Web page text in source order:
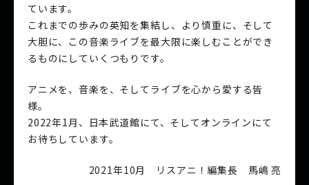
ています。
これまでの歩みの英知を集結し、より慎重に、そして
大胆に、この音楽ライブを最大限に楽しむことができ
るものにしていくつもりです。
アニメを、音楽を、そしてライブを心から愛する皆
様。
2022年1月、日本武道館にて、そしてオンラインにて
お待ちしています。
2021年10月 リスアニ！編集長 馬嶋 亮